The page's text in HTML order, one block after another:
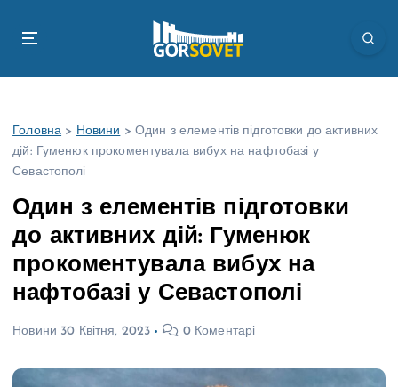
Головна > Новини > Один з елементів підготовки до активних
дій: Гуменюк прокоментувала вибух на нафтобазі у
Севастополі
Один з елементів підготовки
до активних дій: Гуменюк
прокоментувала вибух на
нафтобазі у Севастополі
Новини 30 Квітня, 2023 0 Коментарі